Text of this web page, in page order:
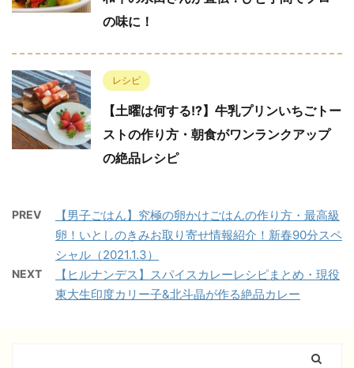
の味に！
レシピ
【土曜は何する!?】牛乳プリンいちごトー
ストの作り方・朝食がワンランクアップ
の絶品レシピ
PREV
【男子ごはん】究極の卵かけごはんの作り方・最高級
卵！いとしのきみお取り寄せ情報紹介！新春90分スペ
シャル（2021.1.3）
NEXT
【ヒルナンデス】スパイスカレーレシピまとめ・現役
東大生印度カリー子&北斗晶が作る絶品カレー